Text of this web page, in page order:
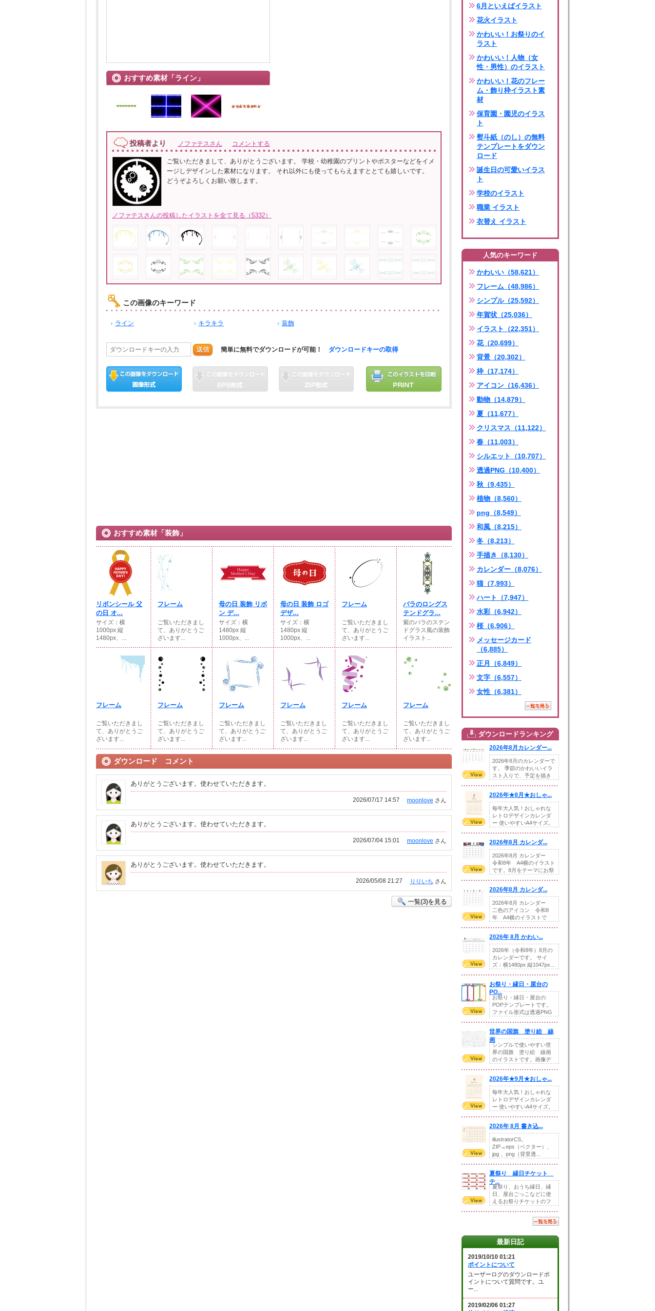
おすすめ素材「ライン」
投稿者より ノファテスさん コメントする
ご覧いただきまして、ありがとうございます。 学校・幼稚園のプリントやポスターなどをイメ
ージしデザインした素材になります。 それ以外にも使ってもらえますととても嬉しいです。
どうぞよろしくお願い致します。
ノファテスさんの投稿したイラストを全て見る（5332）
この画像のキーワード
ライン キラキラ 装飾
送信 簡単に無料でダウンロードが可能！ ダウンロードキーの取得
おすすめ素材「装飾」
リボンシール 父
の日 オ...
サイズ：横
1000px 縦
1480px、...
フレーム
ご覧いただきまし
て、ありがとうご
ざいます...
母の日 装飾 リボ
ン デ...
サイズ：横
1480px 縦
1000px、...
母の日 装飾 ロゴ
デザ...
サイズ：横
1480px 縦
1000px、...
フレーム
ご覧いただきまし
て、ありがとうご
ざいます...
バラのロングス
テンドグラ...
紫のバラのステン
ドグラス風の装飾
イラスト...
フレーム
ご覧いただきまし
て、ありがとうご
ざいます...
フレーム
ご覧いただきまし
て、ありがとうご
ざいます...
フレーム
ご覧いただきまし
て、ありがとうご
ざいます...
フレーム
ご覧いただきまし
て、ありがとうご
ざいます...
フレーム
ご覧いただきまし
て、ありがとうご
ざいます...
フレーム
ご覧いただきまし
て、ありがとうご
ざいます...
ダウンロード コメント
ありがとうございます。使わせていただきます。
moonlove さん
2026/07/17 14:57
ありがとうございます。使わせていただきます。
moonlove さん
2026/07/04 15:01
ありがとうございます。使わせていただきます。
りりいち さん
2026/05/08 21:27
一覧(3)を見る
6月といえばイラスト
花火イラスト
かわいい！お祭りのイ
ラスト
かわいい！人物（女
性・男性）のイラスト
かわいい！花のフレー
ム・飾り枠イラスト素
材
保育園・園児のイラス
ト
熨斗紙（のし）の無料
テンプレートをダウン
ロード
誕生日の可愛いイラス
ト
学校のイラスト
職業 イラスト
衣替え イラスト
人気のキーワード
かわいい（58,621）
フレーム（48,986）
シンプル（25,592）
年賀状（25,036）
イラスト（22,351）
花（20,699）
背景（20,302）
枠（17,174）
アイコン（16,436）
動物（14,879）
夏（11,677）
クリスマス（11,122）
春（11,003）
シルエット（10,707）
透過PNG（10,400）
秋（9,435）
植物（8,560）
png（8,549）
和風（8,215）
冬（8,213）
手描き（8,130）
カレンダー（8,076）
猫（7,993）
ハート（7,947）
水彩（6,942）
桜（6,906）
メッセージカード
（6,885）
正月（6,849）
文字（6,557）
女性（6,381）
ダウンロードランキング
2026年8月カレンダー...
2026年8月のカレンダーで
す。 季節のかわいいイラ
スト入りで、予定を描き
2026年★8月★おしゃ...
毎年大人気！おしゃれな
レトロデザインカレンダ
ー 使いやすいA4サイズ。
2026年8月 カレンダ...
2026年8月 カレンダー
令和8年 A4横のイラスト
です。8月をテーマにお祭
2026年8月 カレンダ...
2026年8月 カレンダー
二色のアイコン 令和8
年 A4横のイラストで
2026年 8月 かわい...
2026年（令和8年）8月の
カレンダーです。 サイ
ズ：横1480px 縦1047px...
お祭り・縁日・屋台の
PO...
お祭り・縁日・屋台の
POPテンプレートです。
ファイル形式は透過PNG
世界の国旗 塗り絵 線
画
シンプルで使いやすい世
界の国旗 塗り絵 線画
のイラストです。画像デ
2026年★9月★おしゃ...
毎年大人気！おしゃれな
レトロデザインカレンダ
ー 使いやすいA4サイズ。
2026年 8月 書き込...
illustratorCS。
ZIP→eps（ベクター）、
jpg 、png（背景透...
夏祭り 縁日チケット
テ...
夏祭り、おうち縁日、縁
日、屋台ごっこなどに使
えるお祭りチケットのフ
最新日記
2019/10/10 01:21
ポイントについて
ユーザーログのダウンロードポ
イントについて質問です。ユ
ー...
2019/02/06 01:27